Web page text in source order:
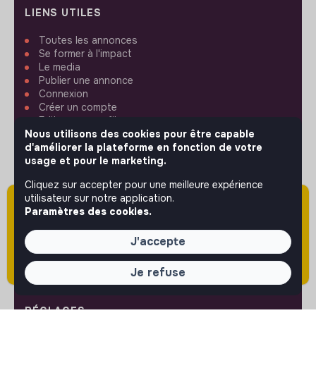
Attention cette annonce a été publiée il y a
plus de 60 jours (le 01/06/2026) et est sans
doute expirée ou non mise à jour.
LIENS UTILES
Toutes les annonces
Se former à l'impact
Le media
Publier une annonce
Connexion
Créer un compte
Editer mon profil
Espace recruteur
Les fiches métiers
Offres d'emploi
Offres d'alternance
FAQ
Conditions d'utilisation
RÉGLAGES
Nous utilisons des cookies pour être capable
d'améliorer la plateforme en fonction de votre
usage et pour le marketing.
Cliquez sur accepter pour une meilleure expérience
utilisateur sur notre application.
Paramètres des cookies.
J'accepte
Je refuse